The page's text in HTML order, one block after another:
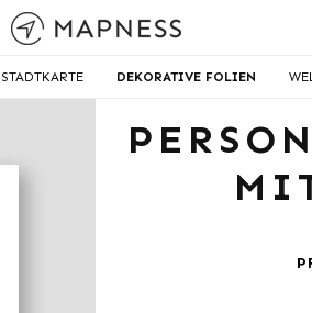
DEKORATIVE FOLIEN